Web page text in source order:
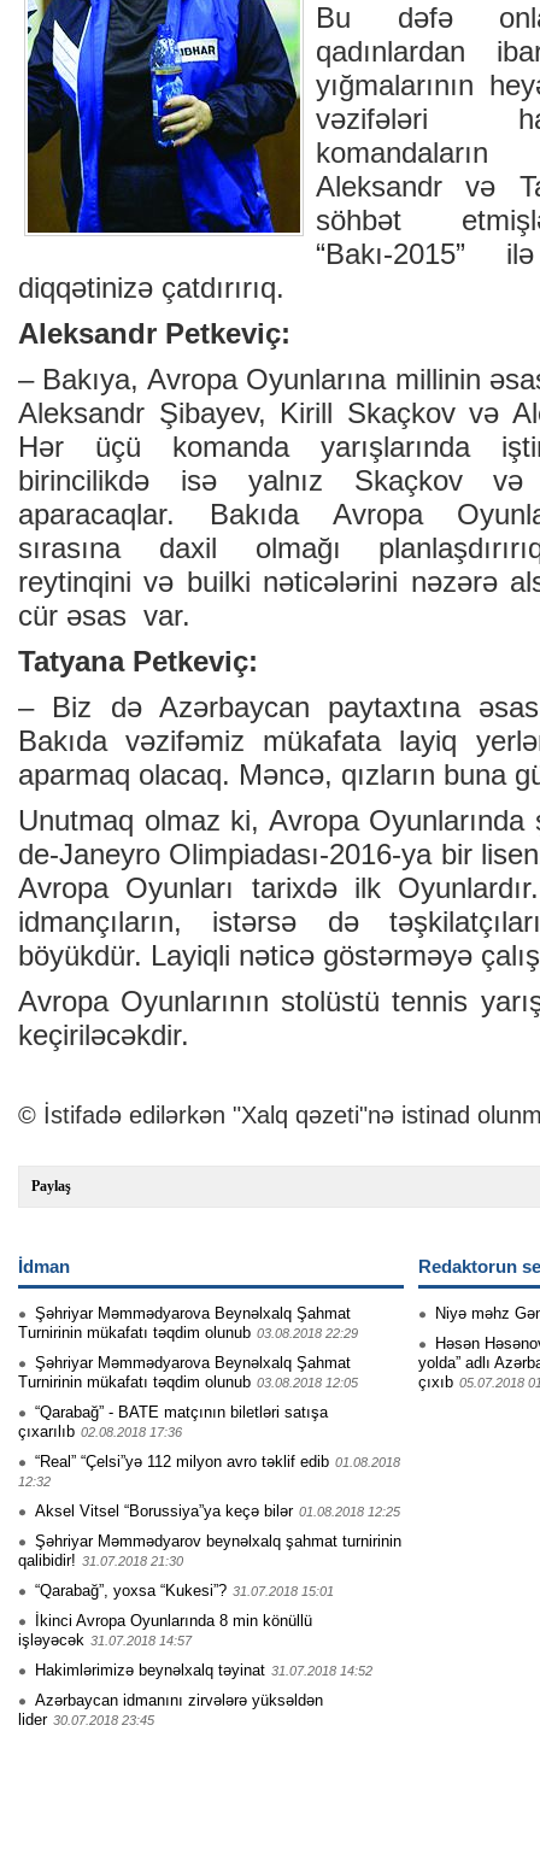
Bu dəfə
qadınlardan
yığmalarının
vəzifələri
Aleksandr və
söhbət
“Bakı-2015”
diqqətinizə çatdırırıq.
Aleksandr Petkeviç:
– Bakıya, Avropa Oyunlarına millinin
Aleksandr Şibayev, Kirill Skaçkov və
Hər üçü komanda yarışlarında
birincilikdə isə yalnız Skaçkov və
aparacaqlar. Bakıda Avropa
sırasına daxil olmağı
reytinqini və builki nəticələrini nəzərə
cür əsas var.
Tatyana Petkeviç:
– Biz də Azərbaycan paytaxtına
Bakıda vəzifəmiz mükafata layiq
aparmaq olacaq. Məncə, qızların buna
Unutmaq olmaz ki, Avropa
de-Janeyro Olimpiadası-2016-ya bir
Avropa Oyunları tarixdə ilk
idmançıların, istərsə də
böyükdür. Layiqli nəticə göstərməyə
Avropa Oyunlarının stolüstü tennis
keçiriləcəkdir.
© İstifadə edilərkən "Xalq qəzeti"nə istinad
Paylaş
İdman
Şəhriyar Məmmədyarova Beynəlxalq Şahmat
Turnirinin mükafatı təqdim olunub 03.08.2018 22:29
Şəhriyar Məmmədyarova Beynəlxalq Şahmat
Turnirinin mükafatı təqdim olunub 03.08.2018 12:05
“Qarabağ” - BATE matçının biletləri satışa
çıxarılıb 02.08.2018 17:36
“Real” “Çelsi”yə 112 milyon avro təklif edib 01.08.2018
12:32
Aksel Vitsel “Borussiya”ya keçə bilər 01.08.2018 12:25
Şəhriyar Məmmədyarov beynəlxalq şahmat turnirinin
qalibidir! 31.07.2018 21:30
“Qarabağ”, yoxsa “Kukesi”? 31.07.2018 15:01
İkinci Avropa Oyunlarında 8 min könüllü
işləyəcək 31.07.2018 14:57
Hakimlərimizə beynəlxalq təyinat 31.07.2018 14:52
Azərbaycan idmanını zirvələrə yüksəldən
lider 30.07.2018 23:45
Redaktorun
Niyə məhz
Həsən
yolda” adlı
çıxıb 05.07.2018